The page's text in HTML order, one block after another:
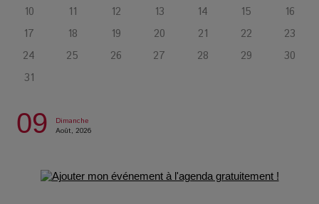
psychologique qui a conquis le monde !
La Condition : Sous le vernis de la bourgeoisie, la violence
des silences
Les Enfants vont bien : Quand la disparition devient un acte
de survie
Comment Prendre Soin de sa Santé quand on Roule toute la
10
11 12 13 14 15
16
17
18 19 20 21 22
23
24
25 26 27 28 29
30
31
09
Dimanche
Août, 2026